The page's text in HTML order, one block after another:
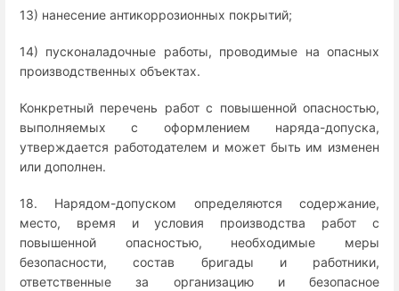
13) нанесение антикоррозионных покрытий;
14) пусконаладочные работы, проводимые на опасных
производственных объектах.
Конкретный перечень работ с повышенной опасностью,
выполняемых с оформлением наряда-допуска,
утверждается работодателем и может быть им изменен
или дополнен.
18. Нарядом-допуском определяются содержание,
место, время и условия производства работ с
повышенной опасностью, необходимые меры
безопасности, состав бригады и работники,
ответственные за организацию и безопасное